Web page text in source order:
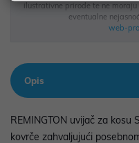
ilustrativne prirode te ne
eventualne
web-
Opis
REMINGTON uvijač za
kovrče zahvaljujući